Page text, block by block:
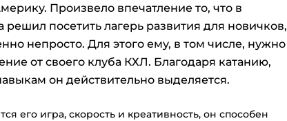
Произвело впечатление то, что в
посетить лагерь развития для новичков,
непросто. Для этого ему, в том числе, нужно
от своего клуба КХЛ. Благодаря катанию,
он действительно выделяется.
его игра, скорость и креативность, он способен